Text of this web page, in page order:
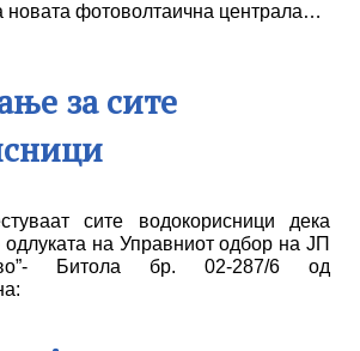
новата фотоволтаична централа…
за сите
сите водокорисници дека
одлуката на Управниот одбор на ЈП
Битола бр. 02-287/6 од